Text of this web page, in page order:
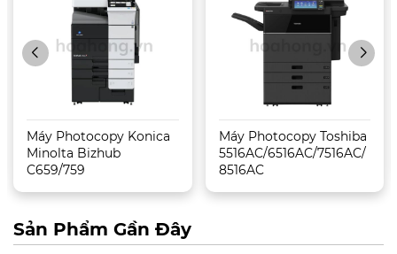
Máy Photocopy Konica
Minolta Bizhub
C659/759
Máy Photocopy Toshiba
5516AC/6516AC/7516AC/
8516AC
Sản Phẩm Gần Đây